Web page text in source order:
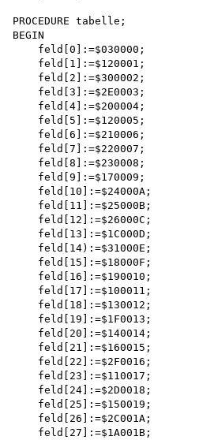
PROCEDURE tabelle;
BEGIN
    feld[0]:=$030000;
    feld[1]:=$120001;
    feld[2]:=$300002;
    feld[3]:=$2E0003;
    feld[4]:=$200004;
    feld[5]:=$120005;
    feld[6]:=$210006;
    feld[7]:=$220007;
    feld[8]:=$230008;
    feld[9]:=$170009;
    feld[10]:=$24000A;
    feld[11]:=$25000B;
    feld[12]:=$26000C;
    feld[13]:=$1C000D;
    feld[14):=$31000E;
    feld[15]:=$18000F;
    feld[16]:=$190010;
    feld[17]:=$100011;
    feld[18]:=$130012;
    feld[19]:=$1F0013;
    feld[20]:=$140014;
    feld[21]:=$160015;
    feld[22]:=$2F0016;
    feld[23]:=$110017;
    feld[24]:=$2D0018;
    feld[25]:=$150019;
    feld[26]:=$2C001A;
    feld[27]:=$1A001B;